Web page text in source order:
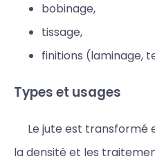
bobinage,
tissage,
finitions (laminage,
Types et usages
Le jute est transformé
la densité et les